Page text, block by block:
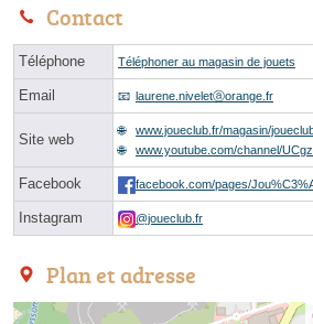
Contact
Téléphone Téléphoner au magasin de jouets
Email laurene.niveletⓐorange.fr
Site web
www.joueclub.fr/magasin/
www.youtube.com/channel/
Facebook facebook.com/pages/
Instagram @joueclub.fr
Plan et adresse